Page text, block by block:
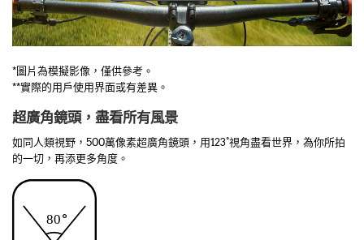
*圖片為模擬影像，僅供參考。
**實際的用戶使用界面或有差異。
超廣角鏡頭，盡看所有風景
如同人類視野，500萬像素超廣角鏡頭，用123°視角盡看世界，為你所拍
的一切，再添更多角度。